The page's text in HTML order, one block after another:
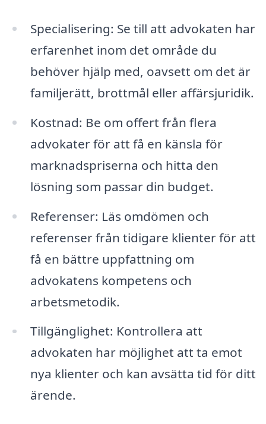
Specialisering: Se till att advokaten har
erfarenhet inom det område du
behöver hjälp med, oavsett om det är
familjerätt, brottmål eller affärsjuridik.
Kostnad: Be om offert från flera
advokater för att få en känsla för
marknadspriserna och hitta den
lösning som passar din budget.
Referenser: Läs omdömen och
referenser från tidigare klienter för att
få en bättre uppfattning om
advokatens kompetens och
arbetsmetodik.
Tillgänglighet: Kontrollera att
advokaten har möjlighet att ta emot
nya klienter och kan avsätta tid för ditt
ärende.